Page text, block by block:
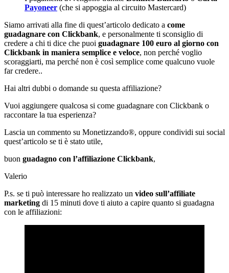
Payoneer (che si appoggia al circuito Mastercard)
Siamo arrivati alla fine di quest’articolo dedicato a come
guadagnare con Clickbank, e personalmente ti sconsiglio di
credere a chi ti dice che puoi guadagnare 100 euro al giorno con
Clickbank in maniera semplice e veloce, non perché voglio
scoraggiarti, ma perché non è così semplice come qualcuno vuole
far credere..
Hai altri dubbi o domande su questa affiliazione?
Vuoi aggiungere qualcosa si come guadagnare con Clickbank o
raccontare la tua esperienza?
Lascia un commento su Monetizzando®, oppure condividi sui social
quest’articolo se ti è stato utile,
buon guadagno con l’affiliazione Clickbank,
Valerio
P.s. se ti può interessare ho realizzato un video sull’affiliate
marketing di 15 minuti dove ti aiuto a capire quanto si guadagna
con le affiliazioni: